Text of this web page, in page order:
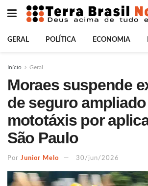
GERAL POLÍTICA ECONOMIA
Início Geral
Moraes suspende
de seguro
mototáxis por
São Paulo
Por Junior Melo 30/jun/2026